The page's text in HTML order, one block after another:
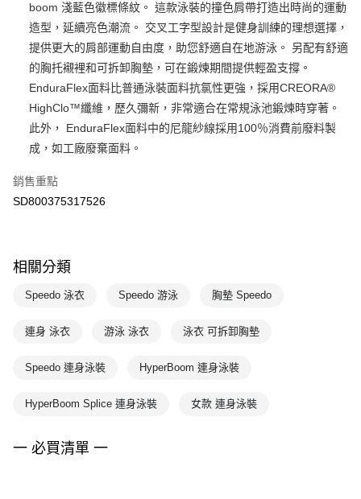
宅配-本島
每筆NT$100，滿NT$1,500(含以上)免運費
boom 淺藍色徽標條紋。 這款泳裝的撞色肩帶打造出時尚的運動
造型，延續亮色潮流。 交叉工字型設計是健身訓練的理想選擇，
提供更大的肩部運動自由度，助您舒適自在地游泳。 另配有舒適
的胸托襯裡和可拆卸胸墊，可在鍛煉期間提供輕盈支撐。
EnduraFlex面料比普通泳裝面料抗氯性更強，採用CREORA®
HighClo™纖維，歷久彌新，非常適合在常規泳池鍛煉時穿著。
此外， EnduraFlex面料中的尼龍紗線採用100％消費前廢料製
成，如工廠廢棄面料。
銷售重點
SD800375317526
相關分類
Speedo 泳衣 Speedo 游泳 胸墊 Speedo
連身 泳衣 游泳 泳衣 泳衣 可拆卸胸墊
Speedo 連身泳裝 HyperBoom 連身泳裝
HyperBoom Splice 連身泳裝 女款 連身泳裝
一 必買清單 一